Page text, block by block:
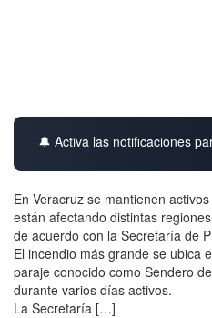
🔔 Activa las notificaciones
En Veracruz se mantienen
están afectando distintas
de acuerdo con la Secretaría de
El incendio más grande se ubica
paraje conocido como Sendero
durante varios días activos.
La Secretaría […]